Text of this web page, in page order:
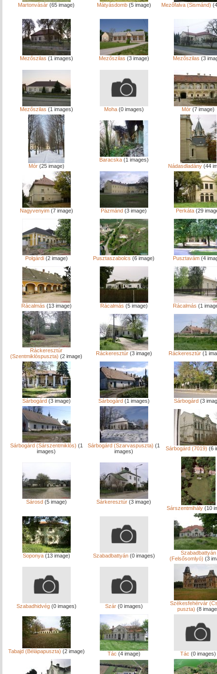
Martonvásár (65 image) Mátyásdomb(5 image) Mezőfalva (Sismánd)
Mezőszilas (1 images) Mezőszilas (3 image) Mezőszilas (3
Mezőszilas (1 images) Moha(0 images) Mór (7 image)
Mór(25 image)
Baracska(1 images)
Nádasdladány(44
Nagyvenyim(7 image) Pázmánd (3 image) Perkáta(29
Polgárdi(2 image) Pusztaszabolcs (6 image) Pusztavám (4
Rácalmás (13 image) Rácalmás (5 image) Rácalmás (1
Ráckeresztúr
(Szentmiklóspuszta) (2 image) Ráckeresztúr(3 image) Ráckeresztúr (1
Sárbogárd(3 image) Sárbogárd(1 images) Sárbogárd (3
Sárbogárd (Sárszentmiklós) (1
images)
Sárbogárd (Szarvaspuszta) (1
images)
Sárbogárd (7019) (6
Sárosd(5 image) Sárkeresztúr (3 image)
Sárszentmihály (10
Soponya(13 image) Szabadbattyán(0 images)
Szabadbattyán
(Felsősomlyó) (3
Szabadhidvég(0 images) Szár(0 images)
Székesfehérvár
puszta) (8
Tabajd (Bélápapuszta) (2 image) Tác (4 image) Tác (0 images)